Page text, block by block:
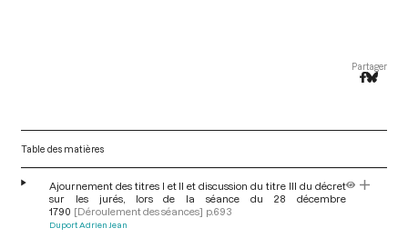
Partager
Table des matières
Ajournement des titres I et II et discussion du titre III du décret
sur les jurés, lors de la séance du 28 décembre
1790 [Déroulement des séances] p.693
Duport Adrien Jean